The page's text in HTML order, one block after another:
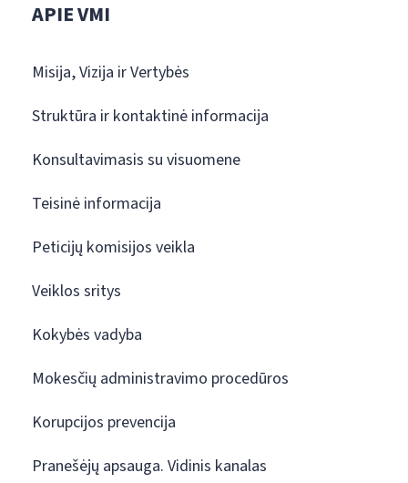
APIE VMI
Misija, Vizija ir Vertybės
Struktūra ir kontaktinė informacija
Konsultavimasis su visuomene
Teisinė informacija
Peticijų komisijos veikla
Veiklos sritys
Kokybės vadyba
Mokesčių administravimo procedūros
Korupcijos prevencija
Pranešėjų apsauga. Vidinis kanalas